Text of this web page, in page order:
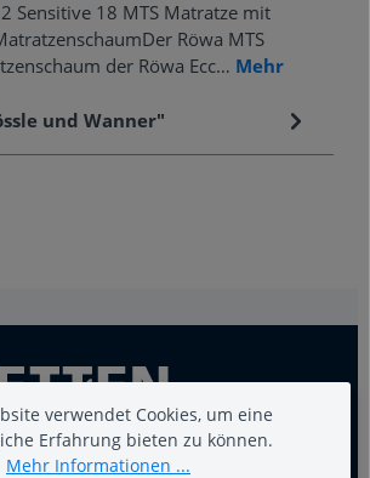
Sensitive 18 MTS Matratze mit
Röwa MTS
der Röwa Ecc… Mehr
und Wanner"
verwendet Cookies, um eine
Erfahrung bieten zu können.
Mehr Informationen ...